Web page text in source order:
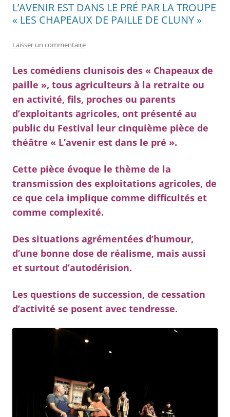
L’AVENIR EST DANS LE PRÉ PAR LA TROUPE
« LES CHAPEAUX DE PAILLE DE CLUNY »
Laisser un commentaire
Les comédiens clunisois des « Chapeaux de
paille », tous agriculteurs à la retraite ou
en activité, fils, proches ou parents
d’exploitants agricoles, ont présenté au
public du Festival leur cinquième pièce de
théâtre « L’avenir est dans le pré ».
Cette pièce évoque le thème de la
transmission des exploitations agricoles, de
ce que cela implique comme difficultés et
comme complexité.
Des situations agrémentées d’humour,
d’une bonne dose de réalisme, mais aussi
et surtout d’autodérision.
Les questions de succession, de cessation
d’activité se posent avec tendresse.